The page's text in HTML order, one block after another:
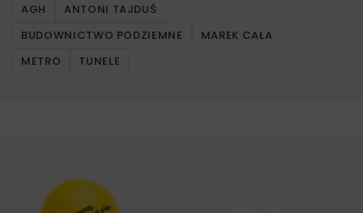
AGH
ANTONI TAJDUŚ
BUDOWNICTWO PODZIEMNE
MAREK CAŁA
METRO
TUNELE